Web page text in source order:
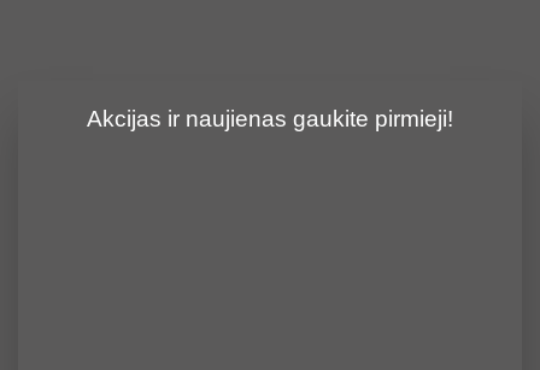
Akcijas ir naujienas gaukite pirmieji!